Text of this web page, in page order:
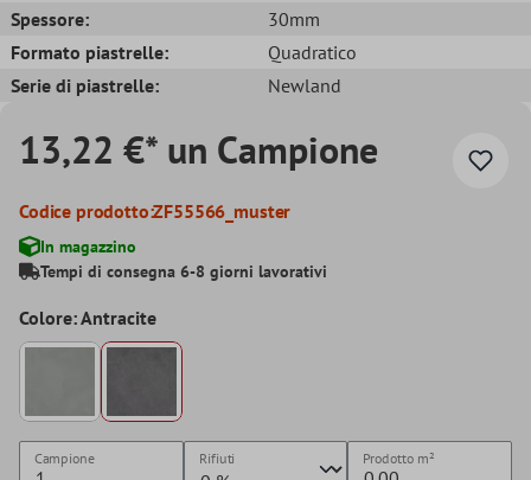
Spessore:
30mm
Formato piastrelle:
Quadratico
Serie di piastrelle:
Newland
13,22 €* un Campione
Codice prodotto:ZF55566_muster
In magazzino
Tempi di consegna 6-8 giorni lavorativi
Colore: Antracite
Campione Rifiuti Prodotto m²